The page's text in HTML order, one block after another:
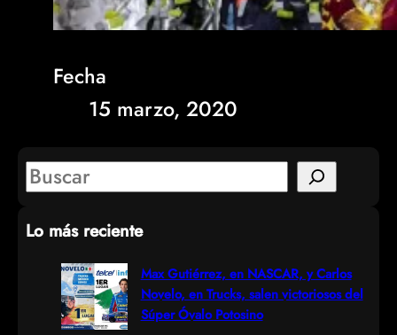
Fecha
15 marzo, 2020
S
a
Lo más reciente
Max Gutiérrez, en NASCAR, y Carlos
Novelo, en Trucks, salen victoriosos del
Súper Óvalo Potosino